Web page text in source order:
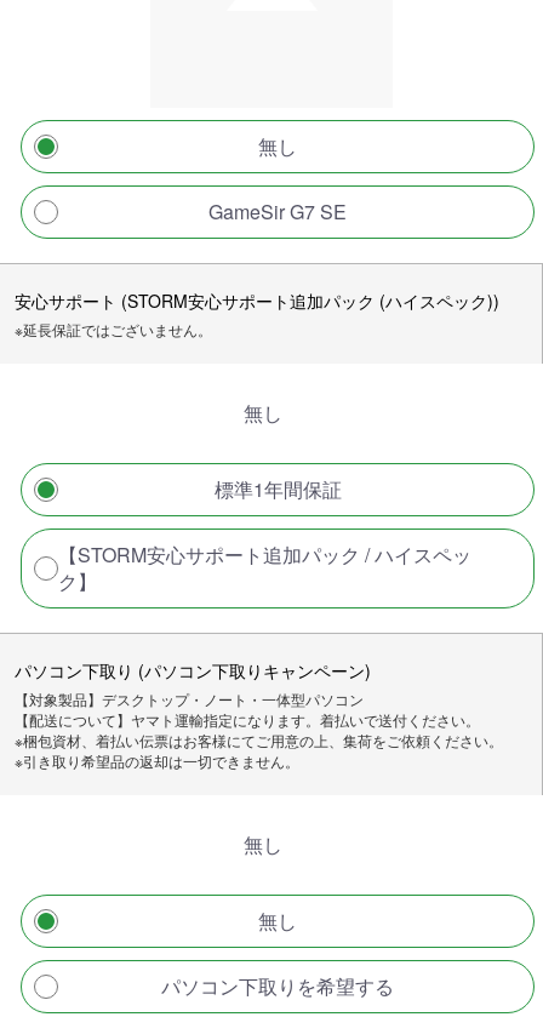
無し
GameSir G7 SE
安心サポート (STORM安心サポート追加パック (ハイスペック))
※延長保証ではございません。
無し
標準1年間保証
【STORM安心サポート追加パック / ハイスペッ
ク】
パソコン下取り (パソコン下取りキャンペーン)
【対象製品】デスクトップ・ノート・一体型パソコン
【配送について】ヤマト運輸指定になります。着払いで送付ください。
※梱包資材、着払い伝票はお客様にてご用意の上、集荷をご依頼ください。
※引き取り希望品の返却は一切できません。
無し
無し
パソコン下取りを希望する